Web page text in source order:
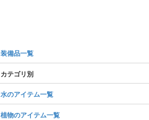
装備品一覧
カテゴリ別
水のアイテム一覧
植物のアイテム一覧